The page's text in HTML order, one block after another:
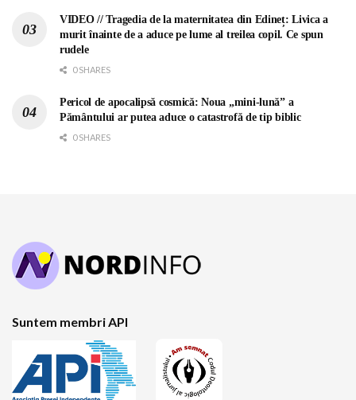
VIDEO // Tragedia de la maternitatea din Edineț: Livica a
murit înainte de a aduce pe lume al treilea copil. Ce spun
rudele
0 SHARES
Pericol de apocalipsă cosmică: Noua „mini-lună” a
Pământului ar putea aduce o catastrofă de tip biblic
0 SHARES
Suntem membri API